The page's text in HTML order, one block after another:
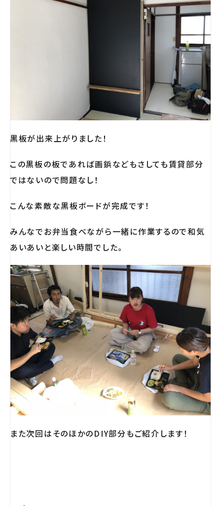
黒板が出来上がりました！
この黒板の板であれば画鋲などもさしても賃貸部分
ではないので問題なし！
こんな素敵な黒板ボードが完成です！
みんなでお弁当食べながら一緒に作業するので和気
あいあいと楽しい時間でした。
また次回はそのほかのDIY部分もご紹介します！